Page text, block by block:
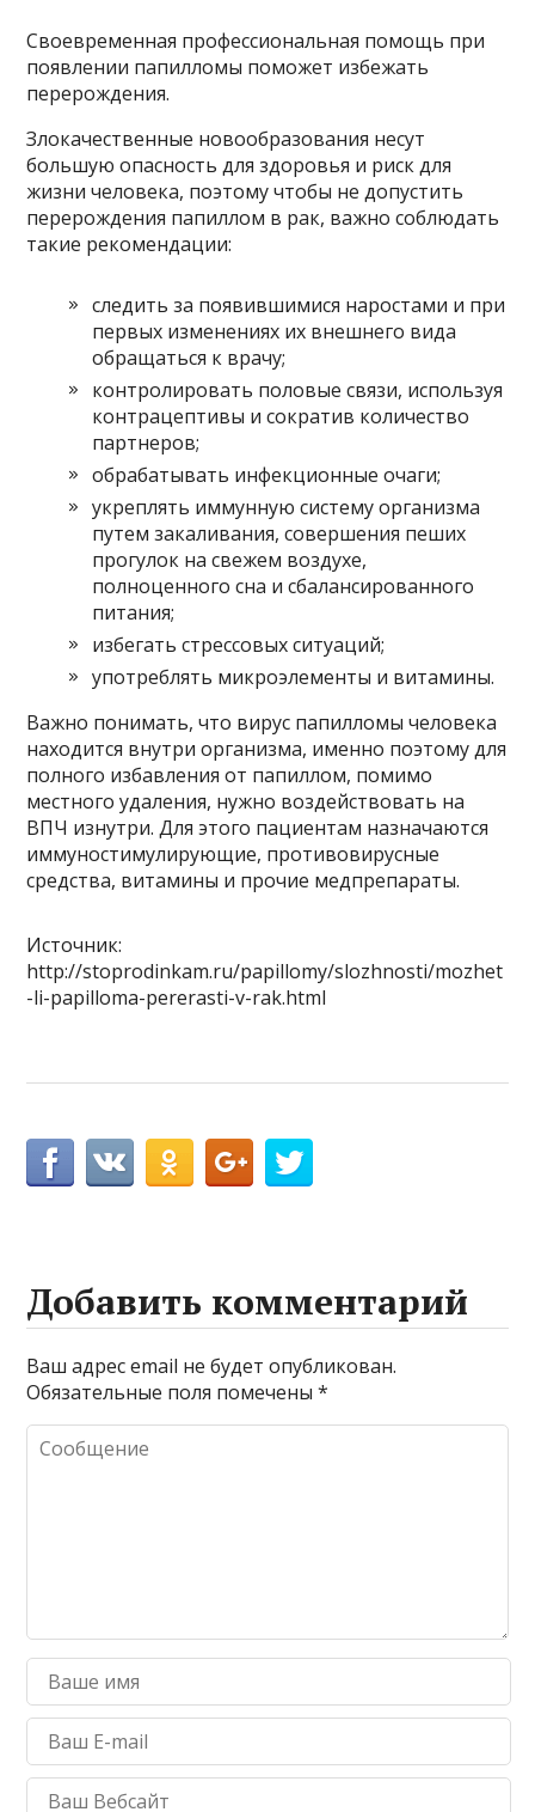
Своевременная профессиональная помощь при
появлении папилломы поможет избежать
перерождения.
Злокачественные новообразования несут
большую опасность для здоровья и риск для
жизни человека, поэтому чтобы не допустить
перерождения папиллом в рак, важно соблюдать
такие рекомендации:
следить за появившимися наростами и при
первых изменениях их внешнего вида
обращаться к врачу;
контролировать половые связи, используя
контрацептивы и сократив количество
партнеров;
обрабатывать инфекционные очаги;
укреплять иммунную систему организма
путем закаливания, совершения пеших
прогулок на свежем воздухе,
полноценного сна и сбалансированного
питания;
избегать стрессовых ситуаций;
употреблять микроэлементы и витамины.
Важно понимать, что вирус папилломы человека
находится внутри организма, именно поэтому для
полного избавления от папиллом, помимо
местного удаления, нужно воздействовать на
ВПЧ изнутри. Для этого пациентам назначаются
иммуностимулирующие, противовирусные
средства, витамины и прочие медпрепараты.
Источник:
http://stoprodinkam.ru/papillomy/slozhnosti/mozhet
-li-papilloma-pererasti-v-rak.html
Добавить комментарий
Ваш адрес email не будет опубликован.
Обязательные поля помечены*